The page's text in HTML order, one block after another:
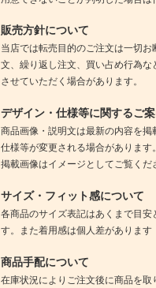
販売方針について
当店では転売目的のご注文は一切
文、繰り返し注文、買い占め行為
させていただく場合があります。
デザイン・仕様等に関するご
商品画像・説明文は最新の内容を
仕様等が変更される場合があります
掲載画像はイメージとしてご覧くだ
サイズ・フィット感について
各商品のサイズ表記はあくまで目
す。また着用感は個人差があります
商品手配について
在庫状況によりご注文後に商品を